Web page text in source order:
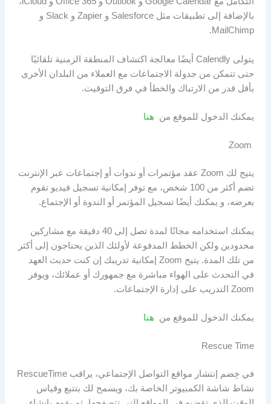
بالإضافة إلى تطبيقات مثل Salesforce و Zapier و Slack و
MailChimp.
يتولى Calendly أيضًا معالجة اكتشاف المنطقة الزمنية تلقائيًا
حتى تتمكن من جدولة الاجتماعات مع العملاء من البلدان الأخرى
بأقل قدر من الارتباك والخطأ في فرق التوقيت.
يمكنك الدخول للموقع من هنا
يتيح لك Zoom عقد مؤتمرات أو ندوات أو إجتماعات عبر الإنترنت
تضم أكثر من 100 شخص، مع توفر إمكانية تسجيل فيديو تقوم
بعرضه، و يمكنك أيضًا تسجيل المؤتمر أو الندوة أو الإجتماع.
يمكنك استخدامه مجانًا لمدة تصل إلى 40 دقيقة مع مشاركين
محدودين ولكن الخطط المدفوعة لأولئك الذين يحتاجون إلى أكثر
من تلك المدة. يتيح Zoom إمكانية تدريبك إن كنت حديث العهد
في التحدث على الهواء مباشرة مع جمهورك أو عملائك، ويوفر
Zoom التدريب على إدارة الإجتماعات.
يمكنك الدخول للموقع من هنا
Rescue Time
في خِضم إنتشار مواقع التواصل الإجتماعي، يراقب RescueTime
نشاط شاشة الكمبيوتر الخاصة بك، ويسمح لك بتتبع وقياس